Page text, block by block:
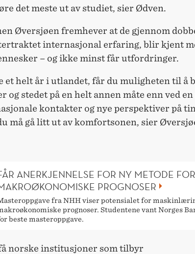
det meste ut av studiet, sier Ødven.
Øversjøen fremhever at de gjennom
internasjonal erfaring, blir kjent
– og ikke minst får utfordringer.
et helt år i utlandet, får du muligheten til å
og stedet på en helt annen måte enn ved en
kontakter og nye perspektiver på
må gå litt ut av komfortsonen, sier
ANERKJENNELSE FOR NY METODE FOR
PROGNOSER
fra NHH viser potensialet for
prognoser. Studentene vant Norges
beste masteroppgave.
norske institusjoner som tilbyr